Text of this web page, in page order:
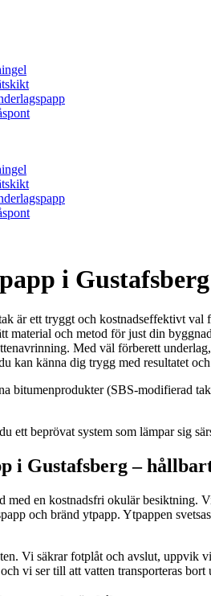
i
är ett tryggt och kostnadseffektivt
material och metod för just din
Med väl förberett
kan känna dig trygg med resultatet
bitumenprodukter (SBS-modifierad
ett beprövat system som lämpar sig
i Gustafsberg –
med en kostnadsfri okulär besiktning.
och bränd ytpapp. Ytpappen
Vi säkrar fotplåt och avslut, uppvik
vi ser till att vatten transporteras